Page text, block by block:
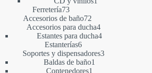
Ferretería7373
productos
Accesorios de baño7272
productos
Accesorios para ducha44
productos
Estantes para ducha44
Estanterías66
productos
Soportes y dispensadores33
Baldas de baño1
Contenedores1